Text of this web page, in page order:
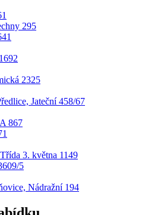
295
2325
Jateční 458/67
867
3. května 1149
5
Nádražní 194